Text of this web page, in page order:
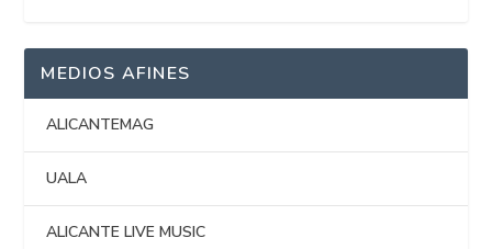
MEDIOS AFINES
ALICANTEMAG
UALA
ALICANTE LIVE MUSIC